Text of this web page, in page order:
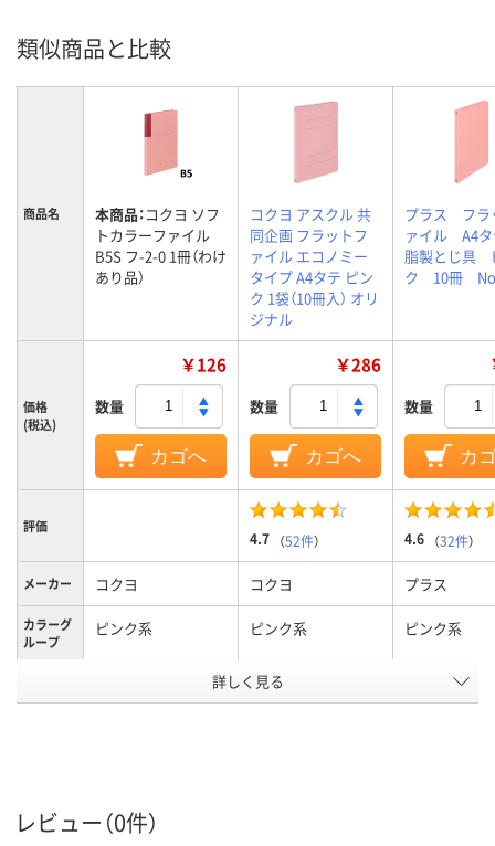
類似商品と比較
商品名 本商品：コクヨ ソフ
トカラーファイル
B5S フ-2-0 1冊（わけ
あり品）
コクヨ アスクル 共
同企画 フラットフ
ァイル エコノミー
タイプ A4タテ ピン
ク 1袋（10冊入） オリ
ジナル
プラス フラ
ァイル A4
脂製とじ具
ク 10冊
価格
(税込)
￥126
数量
カゴへ
￥286
数量
カゴへ
数量
カ
評価
4.7 （52件） 4.6 （32件）
メーカー コクヨ コクヨ プラス
カラーグ
ループ
ピンク系 ピンク系 ピンク系
150枚
アスクル
商品環境
詳しく見る
レビュー（0件）